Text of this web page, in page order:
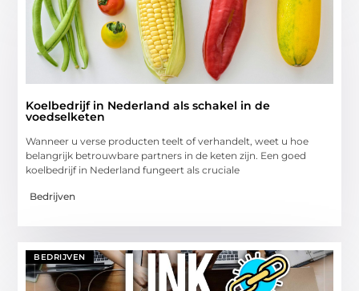
Koelbedrijf in Nederland als schakel in de
voedselketen
Wanneer u verse producten teelt of verhandelt, weet u hoe
belangrijk betrouwbare partners in de keten zijn. Een goed
koelbedrijf in Nederland fungeert als cruciale
Bedrijven
BEDRIJVEN